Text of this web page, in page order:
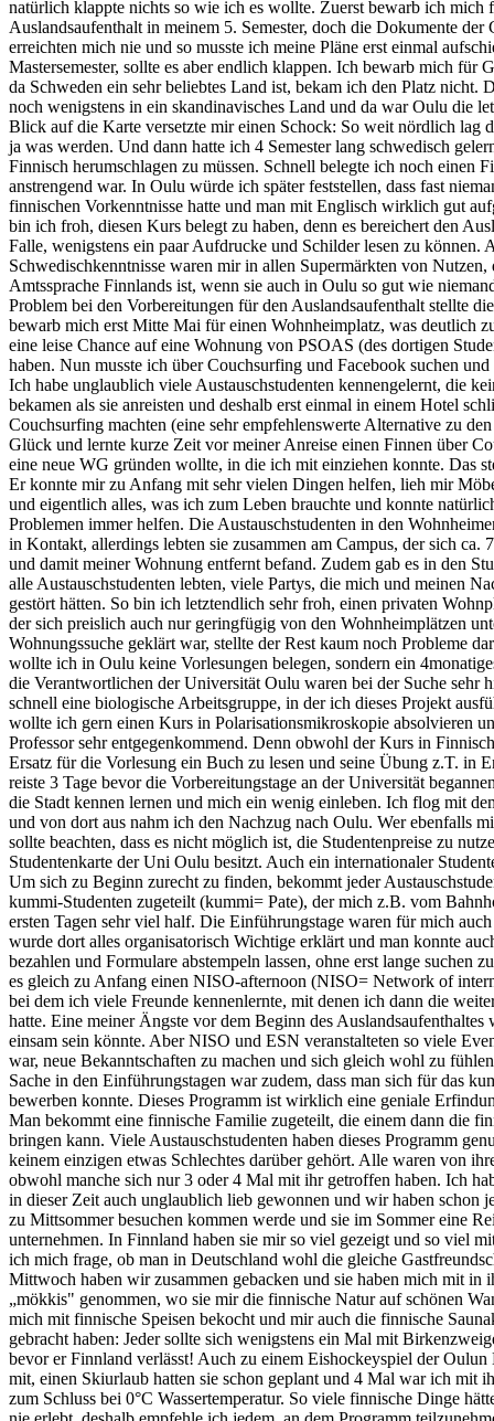
natürlich klappte nichts so wie ich es wollte. Zuerst bewarb ich mich
Auslandsaufenthalt in meinem 5. Semester, doch die Dokumente der
erreichten mich nie und so musste ich meine Pläne erst einmal
Mastersemester, sollte es aber endlich klappen. Ich bewarb mich für
da Schweden ein sehr beliebtes Land ist, bekam ich den Platz nicht.
noch wenigstens in ein skandinavisches Land und da war Oulu die
Blick auf die Karte versetzte mir einen Schock: So weit nördlich lag
ja was werden. Und dann hatte ich 4 Semester lang schwedisch
Finnisch herumschlagen zu müssen. Schnell belegte ich noch einen
anstrengend war. In Oulu würde ich später feststellen, dass fast
finnischen Vorkenntnisse hatte und man mit Englisch wirklich gut
bin ich froh, diesen Kurs belegt zu haben, denn es bereichert den
Falle, wenigstens ein paar Aufdrucke und Schilder lesen zu können.
Schwedischkenntnisse waren mir in allen Supermärkten von Nutzen,
Amtssprache Finnlands ist, wenn sie auch in Oulu so gut wie
Problem bei den Vorbereitungen für den Auslandsaufenthalt stellte
bewarb mich erst Mitte Mai für einen Wohnheimplatz, was deutlich
eine leise Chance auf eine Wohnung von PSOAS (des dortigen
haben. Nun musste ich über Couchsurfing und Facebook suchen
Ich habe unglaublich viele Austauschstudenten kennengelernt, die
bekamen als sie anreisten und deshalb erst einmal in einem Hotel
Couchsurfing machten (eine sehr empfehlenswerte Alternative zu
Glück und lernte kurze Zeit vor meiner Anreise einen Finnen über
eine neue WG gründen wollte, in die ich mit einziehen konnte. Das
Er konnte mir zu Anfang mit sehr vielen Dingen helfen, lieh mir
und eigentlich alles, was ich zum Leben brauchte und konnte
Problemen immer helfen. Die Austauschstudenten in den
in Kontakt, allerdings lebten sie zusammen am Campus, der sich ca.
und damit meiner Wohnung entfernt befand. Zudem gab es in den
alle Austauschstudenten lebten, viele Partys, die mich und meinen
gestört hätten. So bin ich letztendlich sehr froh, einen privaten
der sich preislich auch nur geringfügig von den Wohnheimplätzen
Wohnungssuche geklärt war, stellte der Rest kaum noch Probleme
wollte ich in Oulu keine Vorlesungen belegen, sondern ein
die Verantwortlichen der Universität Oulu waren bei der Suche sehr
schnell eine biologische Arbeitsgruppe, in der ich dieses Projekt
wollte ich gern einen Kurs in Polarisationsmikroskopie absolvieren
Professor sehr entgegenkommend. Denn obwohl der Kurs in
Ersatz für die Vorlesung ein Buch zu lesen und seine Übung z.T. in
reiste 3 Tage bevor die Vorbereitungstage an der Universität
die Stadt kennen lernen und mich ein wenig einleben. Ich flog mit
und von dort aus nahm ich den Nachzug nach Oulu. Wer ebenfalls
sollte beachten, dass es nicht möglich ist, die Studentenpreise zu
Studentenkarte der Uni Oulu besitzt. Auch ein internationaler
Um sich zu Beginn zurecht zu finden, bekommt jeder
kummi-Studenten zugeteilt (kummi= Pate), der mich z.B. vom
ersten Tagen sehr viel half. Die Einführungstage waren für mich
wurde dort alles organisatorisch Wichtige erklärt und man konnte
bezahlen und Formulare abstempeln lassen, ohne erst lange suchen
es gleich zu Anfang einen NISO-afternoon (NISO= Network of
bei dem ich viele Freunde kennenlernte, mit denen ich dann die
hatte. Eine meiner Ängste vor dem Beginn des Auslandsaufenthaltes
einsam sein könnte. Aber NISO und ESN veranstalteten so viele
war, neue Bekanntschaften zu machen und sich gleich wohl zu
Sache in den Einführungstagen war zudem, dass man sich für das
bewerben konnte. Dieses Programm ist wirklich eine geniale
Man bekommt eine finnische Familie zugeteilt, die einem dann die
bringen kann. Viele Austauschstudenten haben dieses Programm
keinem einzigen etwas Schlechtes darüber gehört. Alle waren von
obwohl manche sich nur 3 oder 4 Mal mit ihr getroffen haben. Ich
in dieser Zeit auch unglaublich lieb gewonnen und wir haben schon
zu Mittsommer besuchen kommen werde und sie im Sommer eine
unternehmen. In Finnland haben sie mir so viel gezeigt und so viel
ich mich frage, ob man in Deutschland wohl die gleiche
Mittwoch haben wir zusammen gebacken und sie haben mich mit in
„mökkis" genommen, wo sie mir die finnische Natur auf schönen
mich mit finnische Speisen bekocht und mir auch die finnische
gebracht haben: Jeder sollte sich wenigstens ein Mal mit
bevor er Finnland verlässt! Auch zu einem Eishockeyspiel der Oulun
mit, einen Skiurlaub hatten sie schon geplant und 4 Mal war ich mit
zum Schluss bei 0°C Wassertemperatur. So viele finnische Dinge